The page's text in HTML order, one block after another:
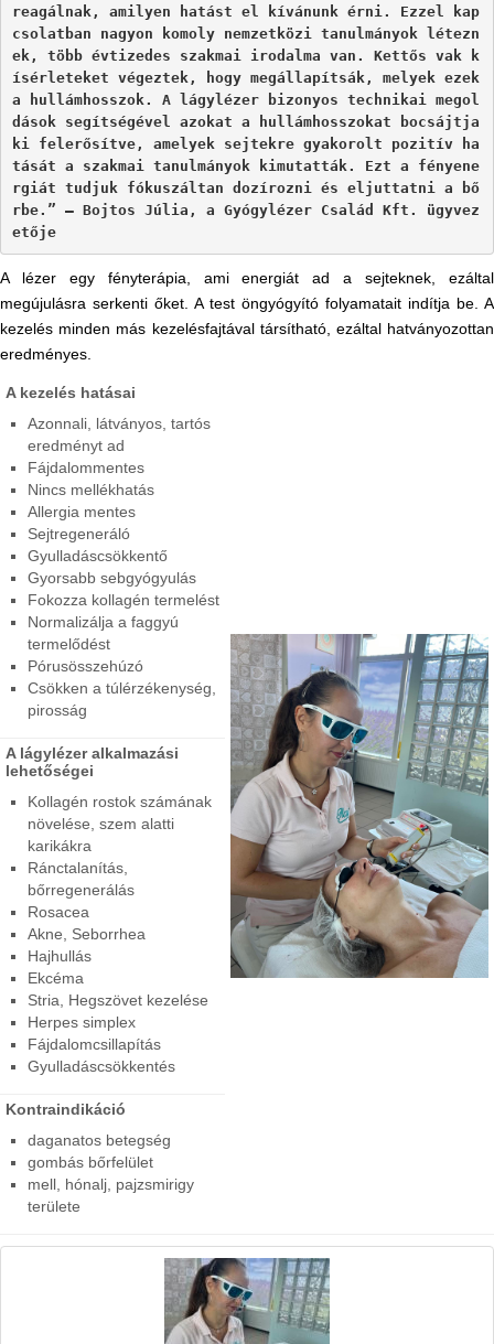
reagálnak, amilyen hatást el kívánunk érni. Ezzel kap
csolatban nagyon komoly nemzetközi tanulmányok létezn
ek, több évtizedes szakmai irodalma van. Kettős vak k
ísérleteket végeztek, hogy megállapítsák, melyek ezek
a hullámhosszok. A lágylézer bizonyos technikai megol
dások segítségével azokat a hullámhosszokat bocsájtja
ki felerősítve, amelyek sejtekre gyakorolt pozitív ha
tását a szakmai tanulmányok kimutatták. Ezt a fényene
rgiát tudjuk fókuszáltan dozírozni és eljuttatni a bő
rbe.” – Bojtos Júlia, a Gyógylézer Család Kft. ügyvez
etője
A lézer egy fényterápia, ami energiát ad a sejteknek, ezáltal
megújulásra serkenti őket. A test öngyógyító folyamatait indítja be. A
kezelés minden más kezelésfajtával társítható, ezáltal hatványozottan
eredményes.
A kezelés hatásai
Azonnali, látványos, tartós
eredményt ad
Fájdalommentes
Nincs mellékhatás
Allergia mentes
Sejtregeneráló
Gyulladáscsökkentő
Gyorsabb sebgyógyulás
Fokozza kollagén termelést
Normalizálja a faggyú
termelődést
Pórusösszehúzó
Csökken a túlérzékenység,
pirosság
A lágylézer alkalmazási
lehetőségei
Kollagén rostok számának
növelése, szem alatti
karikákra
Ránctalanítás,
bőrregenerálás
Rosacea
Akne, Seborrhea
Hajhullás
Ekcéma
Stria, Hegszövet kezelése
Herpes simplex
Fájdalomcsillapítás
Gyulladáscsökkentés
Kontraindikáció
daganatos betegség
gombás bőrfelület
mell, hónalj, pajzsmirigy
területe